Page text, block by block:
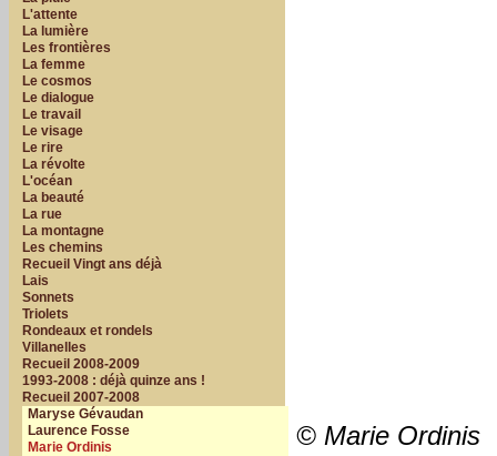
L'attente
La lumière
Les frontières
La femme
Le cosmos
Le dialogue
Le travail
Le visage
Le rire
La révolte
L'océan
La beauté
La rue
La montagne
Les chemins
Recueil Vingt ans déjà
Lais
Sonnets
Triolets
Rondeaux et rondels
Villanelles
Recueil 2008-2009
1993-2008 : déjà quinze ans !
Recueil 2007-2008
Maryse Gévaudan
Laurence Fosse
Marie Ordinis
© Marie Ordinis